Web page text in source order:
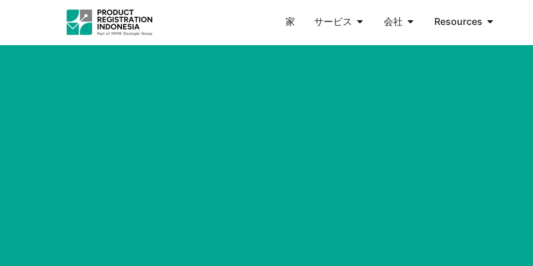
家 サービス 会社 Resources